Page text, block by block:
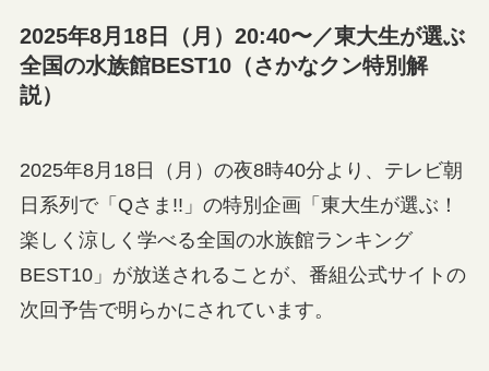
2025年8月18日（月）20:40〜／東大生が選ぶ
全国の水族館BEST10（さかなクン特別解
説）
2025年8月18日（月）の夜8時40分より、テレビ朝
日系列で「Qさま!!」の特別企画「東大生が選ぶ！
楽しく涼しく学べる全国の水族館ランキング
BEST10」が放送されることが、番組公式サイトの
次回予告で明らかにされています。